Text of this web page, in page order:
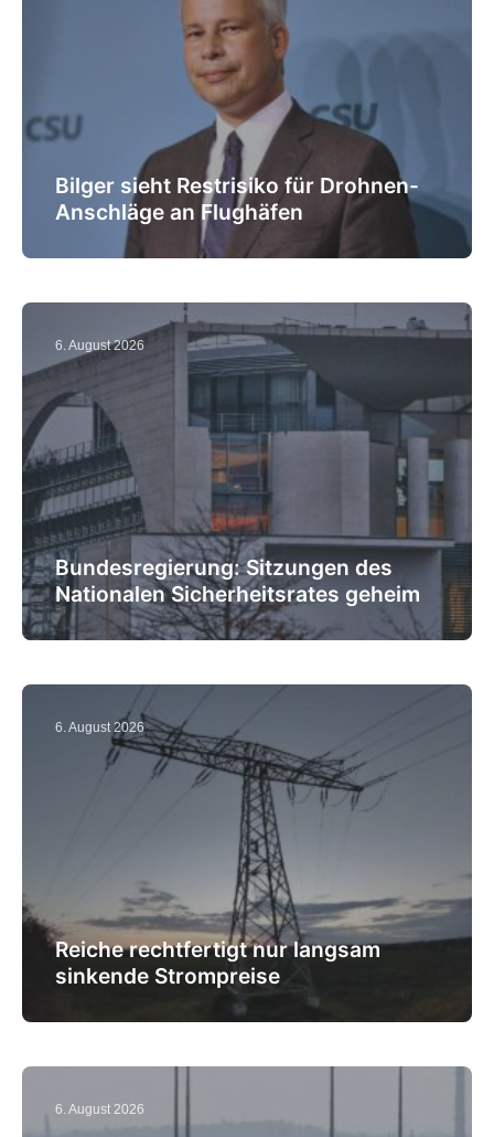
Bilger sieht Restrisiko für Drohnen-
Anschläge an Flughäfen
6. August 2026
Bundesregierung: Sitzungen des
Nationalen Sicherheitsrates geheim
6. August 2026
Reiche rechtfertigt nur langsam
sinkende Strompreise
6. August 2026